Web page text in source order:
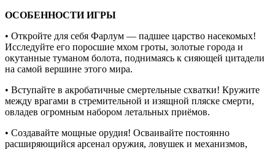
ОСОБЕННОСТИ ИГРЫ
• Откройте для себя Фарлум — падшее царство насекомых!
Исследуйте его поросшие мхом гроты, золотые города и
окутанные туманом болота, поднимаясь к сияющей цитадели
на самой вершине этого мира.
• Вступайте в акробатичные смертельные схватки! Кружите
между врагами в стремительной и изящной пляске смерти,
овладев огромным набором летальных приёмов.
• Создавайте мощные орудия! Осваивайте постоянно
расширяющийся арсенал оружия, ловушек и механизмов,